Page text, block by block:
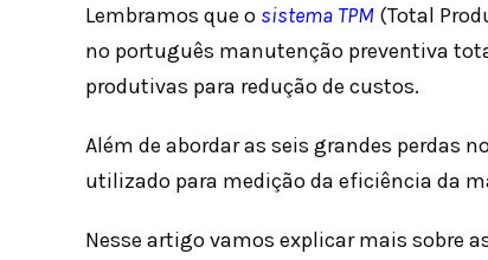
Lembramos que o sistema TPM (Total
no português manutenção preventiva
produtivas para redução de custos.
Além de abordar as seis grandes perdas
utilizado para medição da eficiência da
Nesse artigo vamos explicar mais sobre